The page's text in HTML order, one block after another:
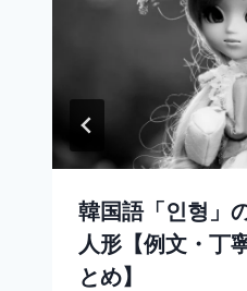
韓国語「인형」
人形【例文・丁
とめ】